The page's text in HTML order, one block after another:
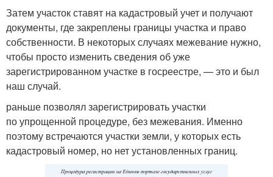
Затем участок ставят на кадастровый учет и получают
документы, где закреплены границы участка и право
собственности. В некоторых случаях межевание нужно,
чтобы просто изменить сведения об уже
зарегистрированном участке в госреестре, — это и был
наш случай.
раньше позволял зарегистрировать участки
по упрощенной процедуре, без межевания. Именно
поэтому встречаются участки земли, у которых есть
кадастровый номер, но нет установленных границ.